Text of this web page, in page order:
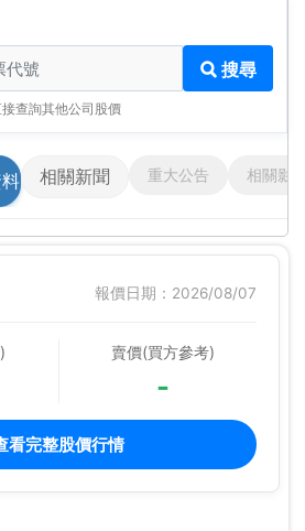
搜尋
查詢其他公司股價
相關新聞 重大公告 相關影
報價日期：2026/08/07
賣價(買方參考)
-
看完整股價行情